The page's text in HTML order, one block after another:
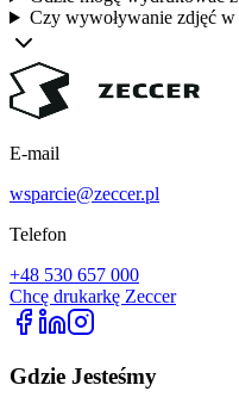
Czy wywoływanie zdjęć w
E-mail
wsparcie@zeccer.pl
Telefon
+48 530 657 000
Chcę drukarkę Zeccer
Gdzie Jesteśmy